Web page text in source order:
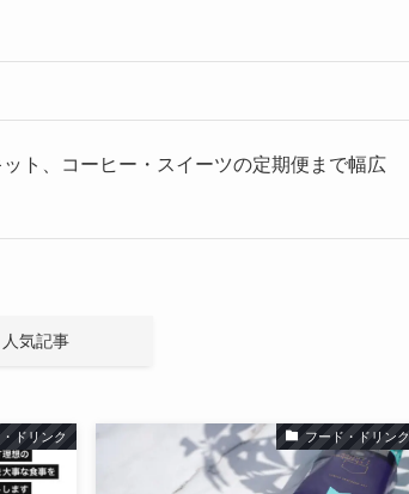
ト、コーヒー・スイーツの定期便まで幅広
人気記事
ドリンク フード・ドリンク